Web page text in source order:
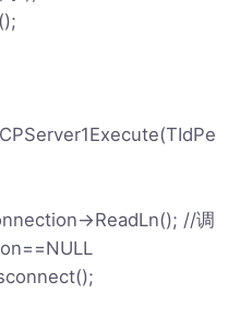
>ReadLn(); //调